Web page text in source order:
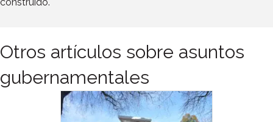
Otros artículos sobre asuntos
gubernamentales